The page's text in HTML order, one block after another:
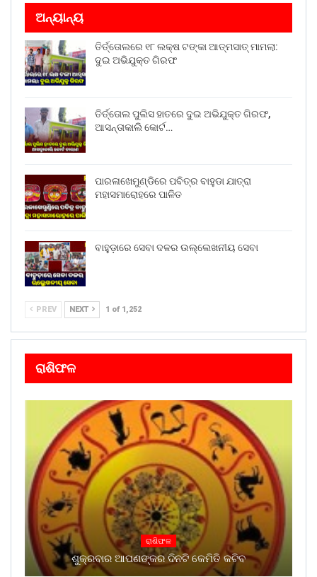
ଅନ୍ୟାନ୍ୟ
ତିର୍ତ୍ତୋଲରେ ୧୮ ଲକ୍ଷ ଟଙ୍କା ଆତ୍ମସାତ୍ ମାମଲା:
ଦୁଇ ଅଭିଯୁକ୍ତ ଗିରଫ
ତିର୍ତ୍ତୋଲ ପୁଲିସ ହାତରେ ଦୁଇ ଅଭିଯୁକ୍ତ ଗିରଫ,
ଆସନ୍ତାକାଲି କୋର୍ଟ…
ପାରଳାଖେମୁଣ୍ଡିରେ ପବିତ୍ର ବାହୁଡା ଯାତ୍ରା
ମହାସମାରୋହରେ ପାଳିତ
ବାହୁଡ଼ାରେ ସେବା ଦଳର ଉଲ୍ଲେଖନୀୟ ସେବା
PREV NEXT 1 of 1,252
ରାଶିଫଳ
ରାଶିଫଳ
ଶୁକ୍ରବାର ଆପଣଙ୍କର ଦିନଟି କେମିତି କଟିବ